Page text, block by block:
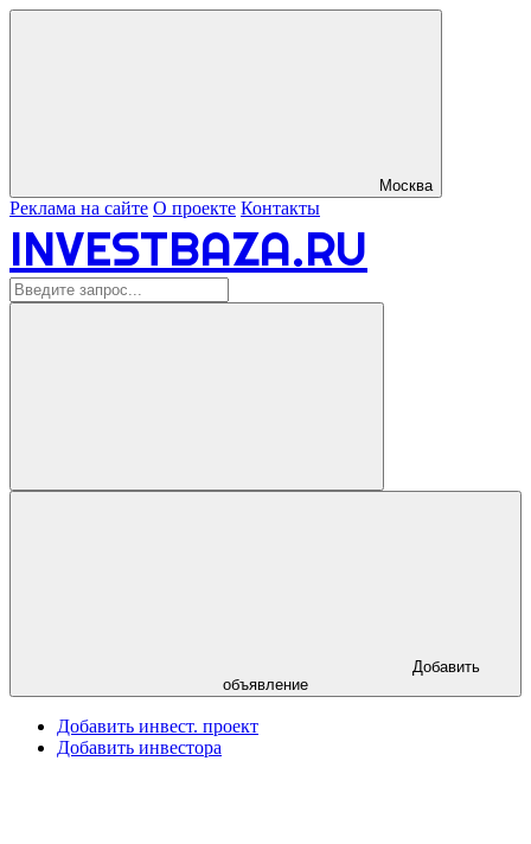
Москва
Реклама на сайте О проекте Контакты
INVESTBAZA.RU
объявление
Добавить инвест. проект
Добавить инвестора